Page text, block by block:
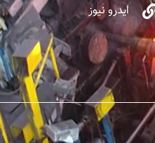
ایدرو نیوز